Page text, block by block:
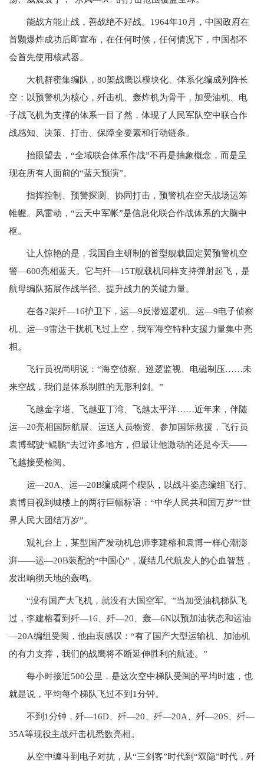
能战方能止战，善战绝不好战。1964年10月，中国政府在
首颗爆炸成功后即宣布，在任何时候，任何情况下，中国都不
会首先使用核武器。
大机群密集编队，80架战鹰以模块化、体系化编成列阵长
空：以预警机为核心，歼击机、轰炸机为骨干，加受油机、电
子战飞机为支撑的体系一目了然，体现了人民军队空中联合作
战感知、决策、打击、保障全要素和行动链条。
抬眼望去，“全域联合体系作战”不再是抽象概念，而是呈
现在所有人面前的“蓝天预演”。
指挥控制、预警探测、协同打击，预警机在空天战场运筹
帷幄。风雷动，“云天中军帐”是信息化联合作战体系的大脑中
枢。
让人惊艳的是，我国自主研制的首型舰载固定翼预警机空
警—600亮相蓝天。它与歼—15T舰载机同样支持弹射起飞，是
航母编队拓展作战半径、提升战力的关键力量。
在各2架歼—16护卫下，运—9反潜巡逻机、运—9电子侦察
机、运—9雷达干扰机飞过上空，我军海空特种支援力量集中亮
相。
飞行员祝尚明说：“海空侦察、巡逻监视、电磁制压……未
来空战，我们是体系制胜的无形利剑。”
飞越金字塔、飞越亚丁湾、飞越太平洋……近年来，伴随
运—20亮相国际航展、运送人员物资、参加国际救援，飞行员
袁博驾驶“鲲鹏”去过许多地方，但最让他激动的还是今天——
飞越接受检阅。
运—20A、运—20B编成两个楔队，以战斗姿态编组飞行。
袁博目视到城楼上的两行巨幅标语：“中华人民共和国万岁”“世
界人民大团结万岁”。
观礼台上，某型国产发动机总师李建榕和袁博一样心潮澎
湃——运—20B装配的“中国心”，凝结几代航发人的心血智慧，
发出响彻天地的轰鸣。
“没有国产大飞机，就没有大国空军。”当加受油机梯队飞
过，李建榕看到歼—16、歼—20、轰—6N以预加油状态和运油
—20A编组受阅，他由衷感叹：“有了国产大型运输机、加油机
的有力支撑，我们的战鹰将不断延伸胜利的航迹。”
每小时接近500公里，是这次空中梯队受阅的平均时速，也
就是说，平均每个梯队飞过不到1分钟。
不到1分钟，歼—16D、歼—20、歼—20A、歼—20S、歼—
35A等现役主战歼击机悉数亮相。
从空中缠斗到电子对抗，从“三剑客”时代到“双隐”时代，歼